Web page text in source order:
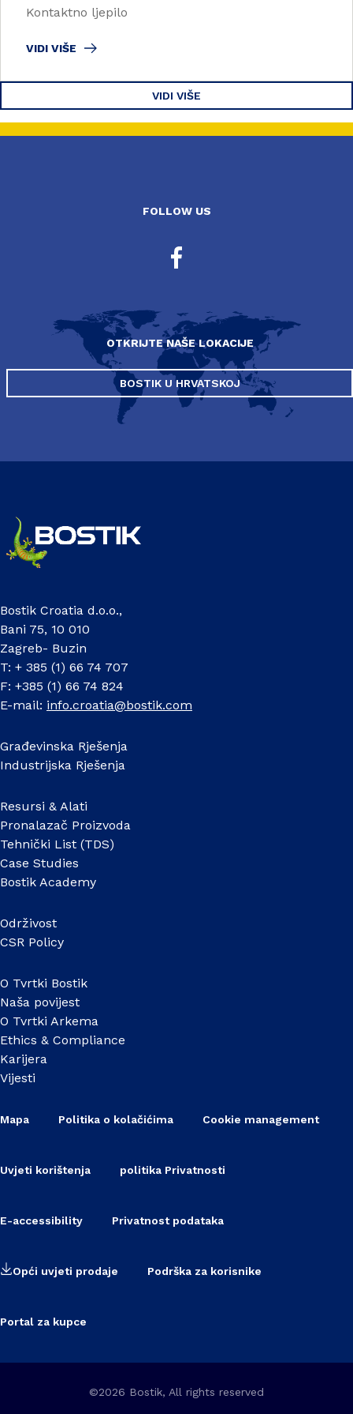
Kontaktno ljepilo
VIDI VIŠE
VIDI VIŠE
FOLLOW US
OTKRIJTE NAŠE LOKACIJE
BOSTIK U HRVATSKOJ
Bostik Croatia d.o.o.,
Bani 75, 10 010
Zagreb- Buzin
T: + 385 (1) 66 74 707
F: +385 (1) 66 74 824
E-mail: info.croatia@bostik.com
Građevinska Rješenja
Industrijska Rješenja
Resursi & Alati
Pronalazač Proizvoda
Tehnički List (TDS)
Case Studies
Bostik Academy
Održivost
CSR Policy
O Tvrtki Bostik
Naša povijest
O Tvrtki Arkema
Ethics & Compliance
Karijera
Vijesti
Mapa Politika o kolačićima Cookie management
Uvjeti korištenja politika Privatnosti
E-accessibility Privatnost podataka
Opći uvjeti prodaje Podrška za korisnike
Portal za kupce
©2026 Bostik, All rights reserved